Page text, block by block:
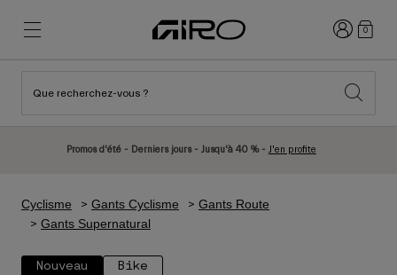
Nouveautés
Casques
Casques Vélo Route
Nouveautés
Casques
Ski
Connexion
0
Que recherchez-vous ?
Promos d'été - Derniers jours - Jusqu'à 40 % - J'en profite
Cyclisme Gants Cyclisme
Gants Route
Gants Supernatural
Nouveau Bike